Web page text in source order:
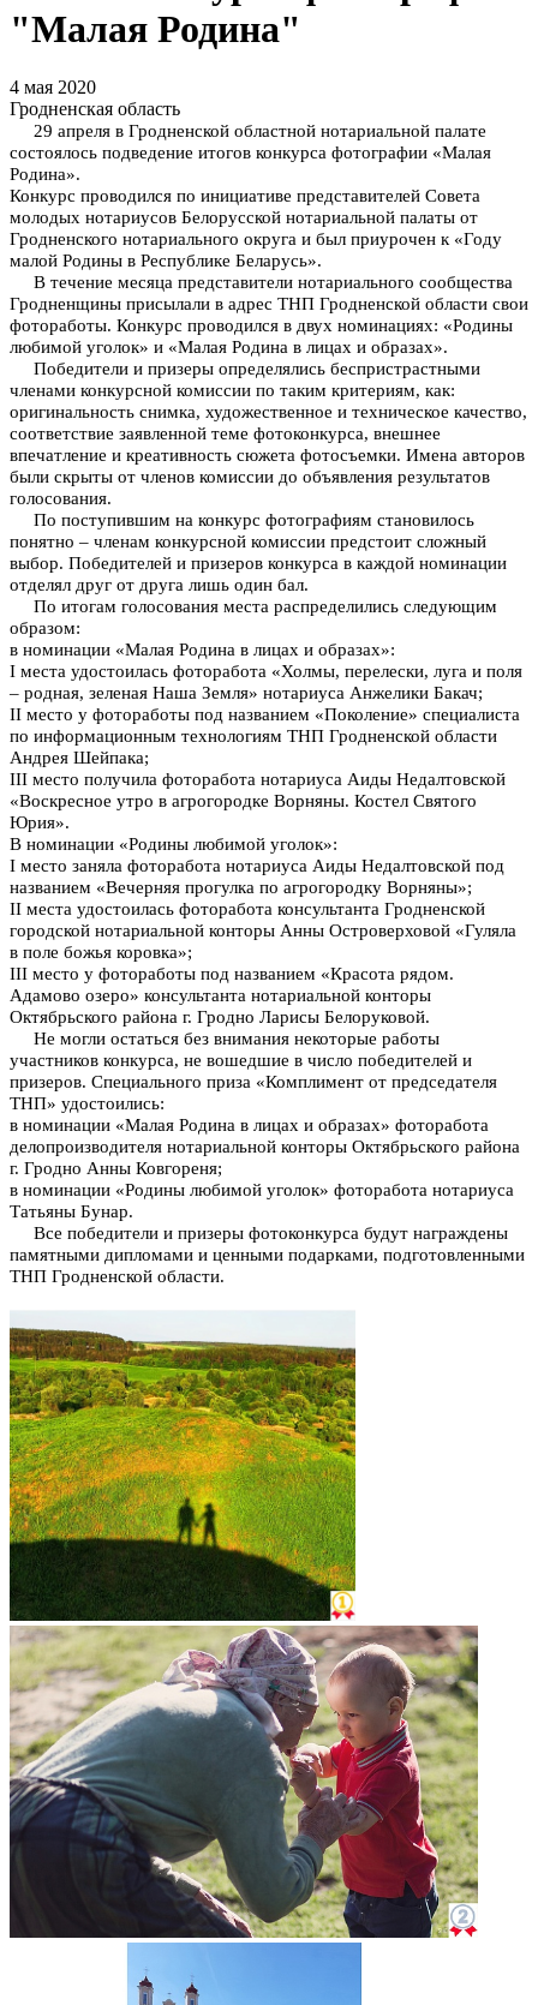
"Малая Родина"
4 мая 2020
Гродненская область
29 апреля в Гродненской областной нотариальной палате
состоялось подведение итогов конкурса фотографии «Малая
Родина».
Конкурс проводился по инициативе представителей Совета
молодых нотариусов Белорусской нотариальной палаты от
Гродненского нотариального округа и был приурочен к «Году
малой Родины в Республике Беларусь».
В течение месяца представители нотариального сообщества
Гродненщины присылали в адрес ТНП Гродненской области свои
фотоработы. Конкурс проводился в двух номинациях: «Родины
любимой уголок» и «Малая Родина в лицах и образах».
Победители и призеры определялись беспристрастными
членами конкурсной комиссии по таким критериям, как:
оригинальность снимка, художественное и техническое качество,
соответствие заявленной теме фотоконкурса, внешнее
впечатление и креативность сюжета фотосъемки. Имена авторов
были скрыты от членов комиссии до объявления результатов
голосования.
По поступившим на конкурс фотографиям становилось
понятно – членам конкурсной комиссии предстоит сложный
выбор. Победителей и призеров конкурса в каждой номинации
отделял друг от друга лишь один бал.
По итогам голосования места распределились следующим
образом:
в номинации «Малая Родина в лицах и образах»:
I места удостоилась фоторабота «Холмы, перелески, луга и поля
– родная, зеленая Наша Земля» нотариуса Анжелики Бакач;
II место у фотоработы под названием «Поколение» специалиста
по информационным технологиям ТНП Гродненской области
Андрея Шейпака;
III место получила фоторабота нотариуса Аиды Недалтовской
«Воскресное утро в агрогородке Ворняны. Костел Святого
Юрия».
В номинации «Родины любимой уголок»:
I место заняла фоторабота нотариуса Аиды Недалтовской под
названием «Вечерняя прогулка по агрогородку Ворняны»;
II места удостоилась фоторабота консультанта Гродненской
городской нотариальной конторы Анны Островерховой «Гуляла
в поле божья коровка»;
III место у фотоработы под названием «Красота рядом.
Адамово озеро» консультанта нотариальной конторы
Октябрьского района г. Гродно Ларисы Белоруковой.
Не могли остаться без внимания некоторые работы
участников конкурса, не вошедшие в число победителей и
призеров. Специального приза «Комплимент от председателя
ТНП» удостоились:
в номинации «Малая Родина в лицах и образах» фоторабота
делопроизводителя нотариальной конторы Октябрьского района
г. Гродно Анны Ковгореня;
в номинации «Родины любимой уголок» фоторабота нотариуса
Татьяны Бунар.
Все победители и призеры фотоконкурса будут награждены
памятными дипломами и ценными подарками, подготовленными
ТНП Гродненской области.